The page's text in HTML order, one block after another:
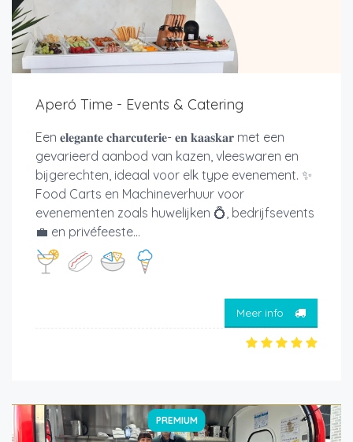
Aperó Time - Events & Catering
Een 𝐞𝐥𝐞𝐠𝐚𝐧𝐭𝐞 𝐜𝐡𝐚𝐫𝐜𝐮𝐭𝐞𝐫𝐢𝐞- 𝐞𝐧 𝐤𝐚𝐚𝐬𝐤𝐚𝐫 met een
gevarieerd aanbod van kazen, vleeswaren en
bijgerechten, ideaal voor elk type evenement. ✨
Food Carts en Machineverhuur voor
evenementen zoals huwelijken 💍, bedrijfsevents
💼 en privéfeeste...
Meer info
PREMIUM